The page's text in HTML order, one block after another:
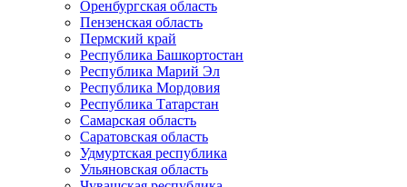
Оренбургская область
Пензенская область
Пермский край
Республика Башкортостан
Республика Марий Эл
Республика Мордовия
Республика Татарстан
Самарская область
Саратовская область
Удмуртская республика
Ульяновская область